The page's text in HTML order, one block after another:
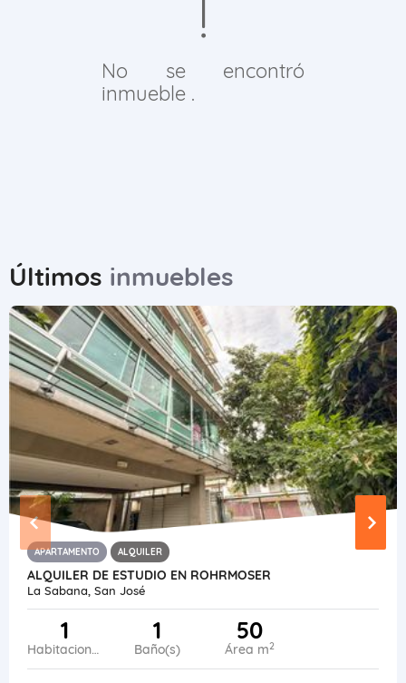
No se encontró
inmueble .
Últimos inmuebles
APARTAMENTO ALQUILER
ALQUILER DE ESTUDIO EN ROHRMOSER
La Sabana, San José
1
Habitaciones
1
Baño(s)
50
Área m2